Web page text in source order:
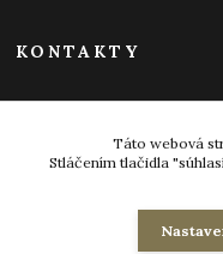
KONTAKTY
Táto webová
Stláčením tlačidla